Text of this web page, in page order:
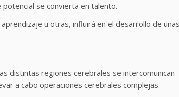
se convierta en talento.
u otras, influirá en el desarrollo de
distintas regiones cerebrales se intercomunican
a cabo operaciones cerebrales complejas.